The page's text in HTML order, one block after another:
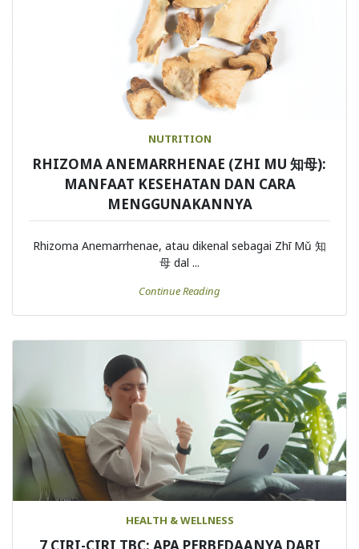
NUTRITION
RHIZOMA ANEMARRHENAE (ZHI MU 知母):
MANFAAT KESEHATAN DAN CARA
MENGGUNAKANNYA
Rhizoma Anemarrhenae, atau dikenal sebagai Zhī Mǔ 知
母 dal ...
Continue Reading
HEALTH & WELLNESS